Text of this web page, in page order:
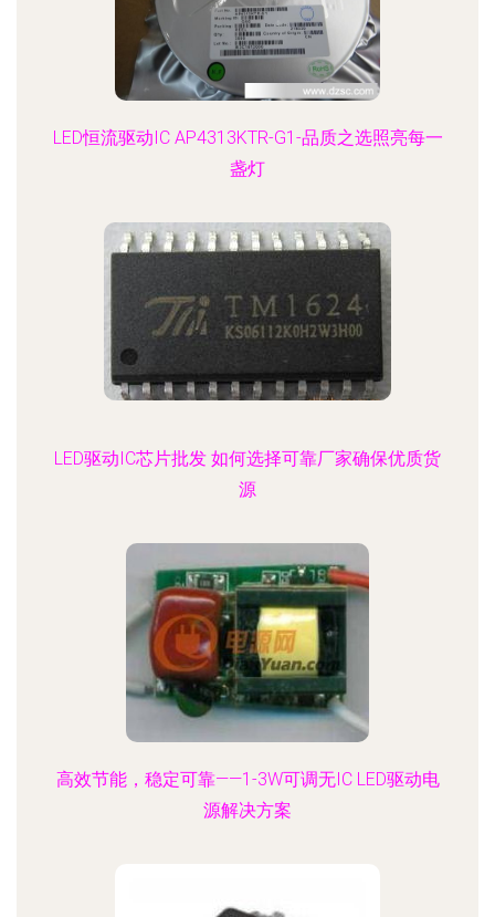
LED恒流驱动IC AP4313KTR-G1-品质之选照亮每一
盏灯
LED驱动IC芯片批发 如何选择可靠厂家确保优质货
源
高效节能，稳定可靠——1-3W可调无IC LED驱动电
源解决方案